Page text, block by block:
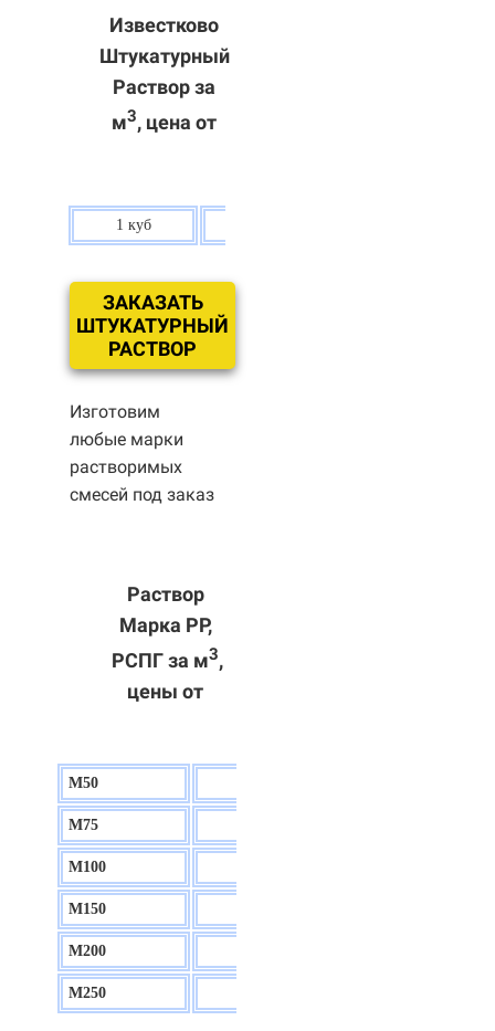
Известково
Штукатурный
Раствор за
м3, цена от
1 куб
ЗАКАЗАТЬ
ШТУКАТУРНЫЙ
РАСТВОР
Изготовим
любые марки
растворимых
смесей под заказ
Раствор
Марка РР,
РСПГ за м3,
цены от
М50
М75
М100
М150
М200
М250